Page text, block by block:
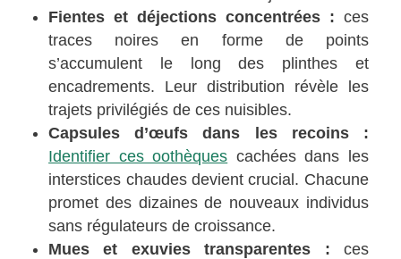
Fientes et déjections concentrées : ces
traces noires en forme de points
s’accumulent le long des plinthes et
encadrements. Leur distribution révèle les
trajets privilégiés de ces nuisibles.
Capsules d’œufs dans les recoins :
Identifier ces oothèques cachées dans les
interstices chaudes devient crucial. Chacune
promet des dizaines de nouveaux individus
sans régulateurs de croissance.
Mues et exuvies transparentes : ces